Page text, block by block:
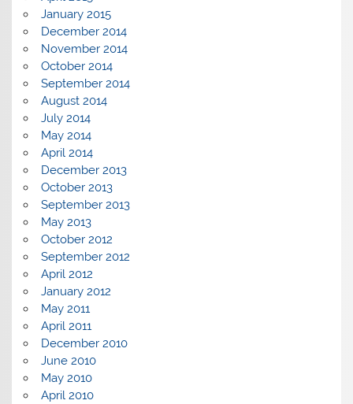
January 2015
December 2014
November 2014
October 2014
September 2014
August 2014
July 2014
May 2014
April 2014
December 2013
October 2013
September 2013
May 2013
October 2012
September 2012
April 2012
January 2012
May 2011
April 2011
December 2010
June 2010
May 2010
April 2010